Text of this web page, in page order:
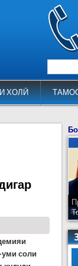
ХОЛӢ
соли